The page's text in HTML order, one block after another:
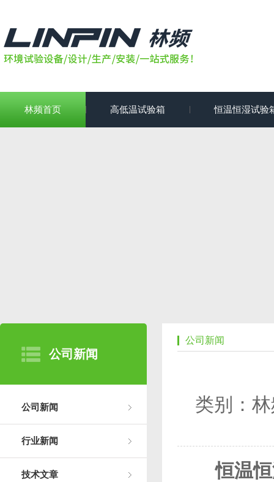
林频首页 高低温试验箱 恒温恒湿试验
公司新闻
公司新闻
行业新闻
技术文章
公司新闻
类别：
恒温